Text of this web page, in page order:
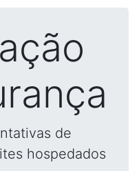
de
hospedados